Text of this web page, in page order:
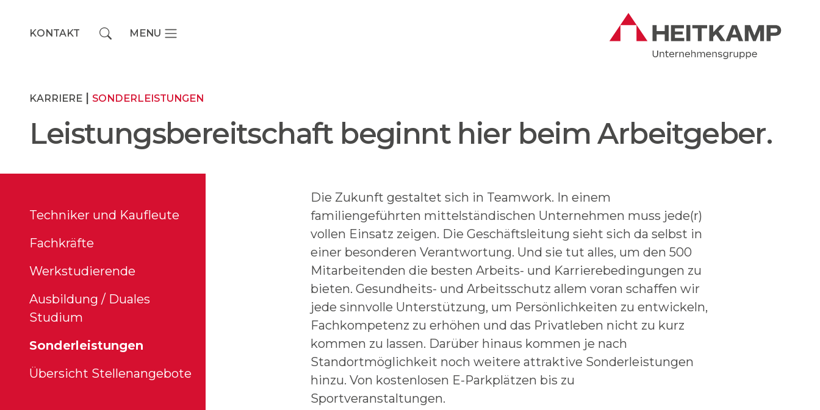
Main Navigation
KONTAKT MENU
KARRIERE | SONDERLEISTUNGEN
Leistungsbereitschaft beginnt hier beim Arbeitgeber.
Techniker und Kaufleute
Fachkräfte
Werkstudierende
Ausbildung / Duales
Studium
Sonderleistungen
Übersicht Stellenangebote
Die Zukunft gestaltet sich in Teamwork. In einem
familiengeführten mittelständischen Unternehmen muss jede(r)
vollen Einsatz zeigen. Die Geschäftsleitung sieht sich da selbst in
einer besonderen Verantwortung. Und sie tut alles, um den 500
Mitarbeitenden die besten Arbeits- und Karrierebedingungen zu
bieten. Gesundheits- und Arbeitsschutz allem voran schaffen wir
jede sinnvolle Unterstützung, um Persönlichkeiten zu entwickeln,
Fachkompetenz zu erhöhen und das Privatleben nicht zu kurz
kommen zu lassen. Darüber hinaus kommen je nach
Standortmöglichkeit noch weitere attraktive Sonderleistungen
hinzu. Von kostenlosen E-Parkplätzen bis zu
Sportveranstaltungen.